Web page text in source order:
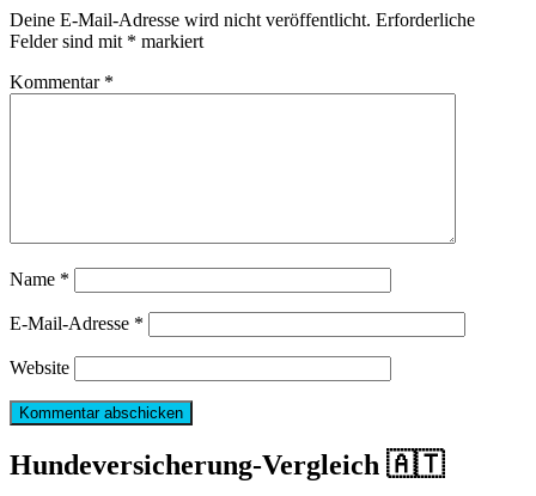
Deine E-Mail-Adresse wird nicht veröffentlicht. Erforderliche
Felder sind mit * markiert
Kommentar *
Name *
E-Mail-Adresse *
Website
Hundeversicherung-Vergleich 🇦🇹